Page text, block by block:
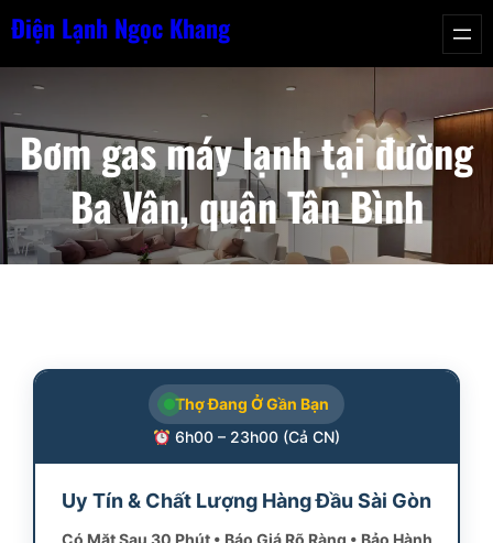
Chuyển
nội
dung
Điện Lạnh Ngọc Khang
Bơm gas máy lạnh tại đường
Ba Vân, quận Tân Bình
Thợ Đang Ở Gần Bạn
6h00 – 23h00 (Cả CN)
Uy Tín & Chất Lượng Hàng Đầu Sài Gòn